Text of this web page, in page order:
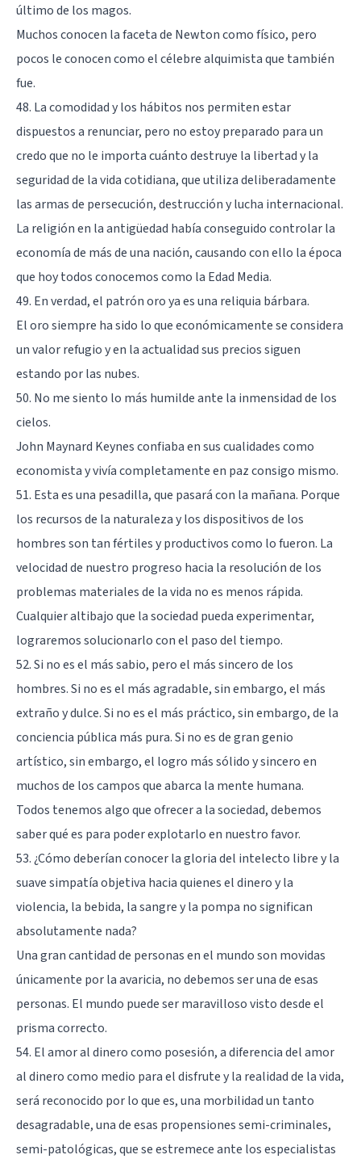
último de los magos.
Muchos conocen la faceta de Newton como físico, pero
pocos le conocen como el célebre alquimista que también
fue.
48. La comodidad y los hábitos nos permiten estar
dispuestos a renunciar, pero no estoy preparado para un
credo que no le importa cuánto destruye la libertad y la
seguridad de la vida cotidiana, que utiliza deliberadamente
las armas de persecución, destrucción y lucha internacional.
La religión en la antigüedad había conseguido controlar la
economía de más de una nación, causando con ello la época
que hoy todos conocemos como la Edad Media.
49. En verdad, el patrón oro ya es una reliquia bárbara.
El oro siempre ha sido lo que económicamente se considera
un valor refugio y en la actualidad sus precios siguen
estando por las nubes.
50. No me siento lo más humilde ante la inmensidad de los
cielos.
John Maynard Keynes confiaba en sus cualidades como
economista y vivía completamente en paz consigo mismo.
51. Esta es una pesadilla, que pasará con la mañana. Porque
los recursos de la naturaleza y los dispositivos de los
hombres son tan fértiles y productivos como lo fueron. La
velocidad de nuestro progreso hacia la resolución de los
problemas materiales de la vida no es menos rápida.
Cualquier altibajo que la sociedad pueda experimentar,
lograremos solucionarlo con el paso del tiempo.
52. Si no es el más sabio, pero el más sincero de los
hombres. Si no es el más agradable, sin embargo, el más
extraño y dulce. Si no es el más práctico, sin embargo, de la
conciencia pública más pura. Si no es de gran genio
artístico, sin embargo, el logro más sólido y sincero en
muchos de los campos que abarca la mente humana.
Todos tenemos algo que ofrecer a la sociedad, debemos
saber qué es para poder explotarlo en nuestro favor.
53. ¿Cómo deberían conocer la gloria del intelecto libre y la
suave simpatía objetiva hacia quienes el dinero y la
violencia, la bebida, la sangre y la pompa no significan
absolutamente nada?
Una gran cantidad de personas en el mundo son movidas
únicamente por la avaricia, no debemos ser una de esas
personas. El mundo puede ser maravilloso visto desde el
prisma correcto.
54. El amor al dinero como posesión, a diferencia del amor
al dinero como medio para el disfrute y la realidad de la vida,
será reconocido por lo que es, una morbilidad un tanto
desagradable, una de esas propensiones semi-criminales,
semi-patológicas, que se estremece ante los especialistas